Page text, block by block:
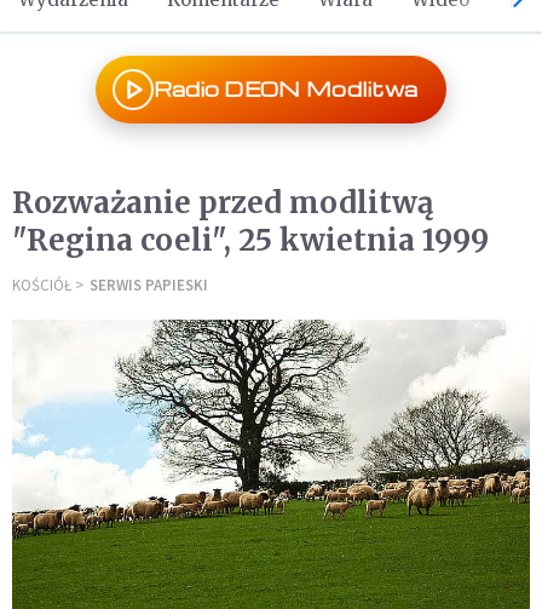
Radio DEON Modlitwa
Rozważanie przed modlitwą
"Regina coeli", 25 kwietnia 1999
KOŚCIÓŁ SERWIS PAPIESKI